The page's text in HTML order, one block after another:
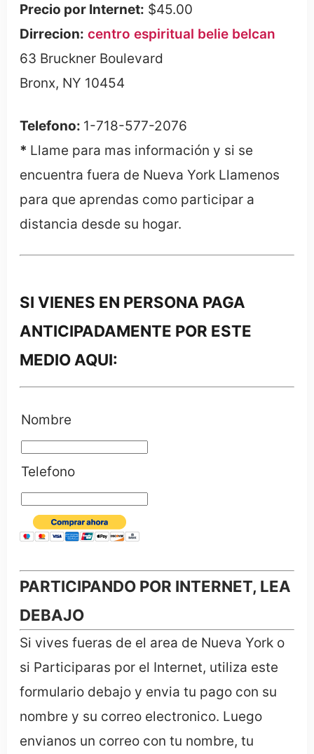
Precio por Internet: $45.00
Dirrecion: centro espiritual belie belcan
63 Bruckner Boulevard
Bronx, NY 10454
Telefono: 1-718-577-2076
* Llame para mas información y si se
encuentra fuera de Nueva York Llamenos
para que aprendas como participar a
distancia desde su hogar.
SI VIENES EN PERSONA PAGA
ANTICIPADAMENTE POR ESTE
MEDIO AQUI:
Nombre
Telefono
PARTICIPANDO POR INTERNET, LEA
DEBAJO
Si vives fueras de el area de Nueva York o
si Participaras por el Internet, utiliza este
formulario debajo y envia tu pago con su
nombre y su correo electronico. Luego
envianos un correo con tu nombre, tu